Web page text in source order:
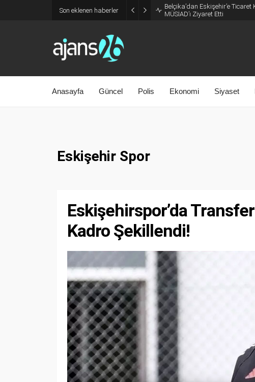
Son eklenen haberler
Belçika’dan Eskişehir’e
MÜSİAD’ı Ziyaret Etti
Anasayfa Güncel Polis Ekonomi Siyaset
Eskişehir Spor
Eskişehirspor’da
Kadro Şekillendi!